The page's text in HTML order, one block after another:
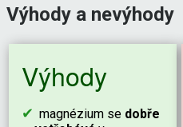
Výhody a nevýhody
Výhody
magnézium se dobře